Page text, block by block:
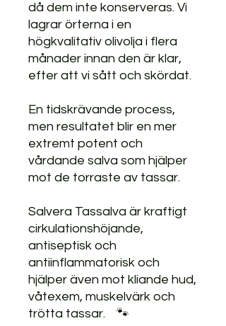
då dem inte konserveras. Vi
lagrar örterna i en
högkvalitativ olivolja i flera
månader innan den är klar,
efter att vi sått och skördat.
En tidskrävande process,
men resultatet blir en mer
extremt potent och
vårdande salva som hjälper
mot de torraste av tassar.
Salvera Tassalva är kraftigt
cirkulationshöjande,
antiseptisk och
antiinflammatorisk och
hjälper även mot kliande hud,
våtexem, muskelvärk och
trötta tassar. 🐾